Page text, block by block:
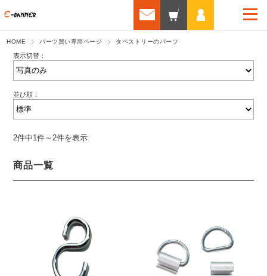
HOME パーツ買い専用ページ タペストリーのパーツ
表示切替：
並び順：
2件中1件～2件を表示
商品一覧